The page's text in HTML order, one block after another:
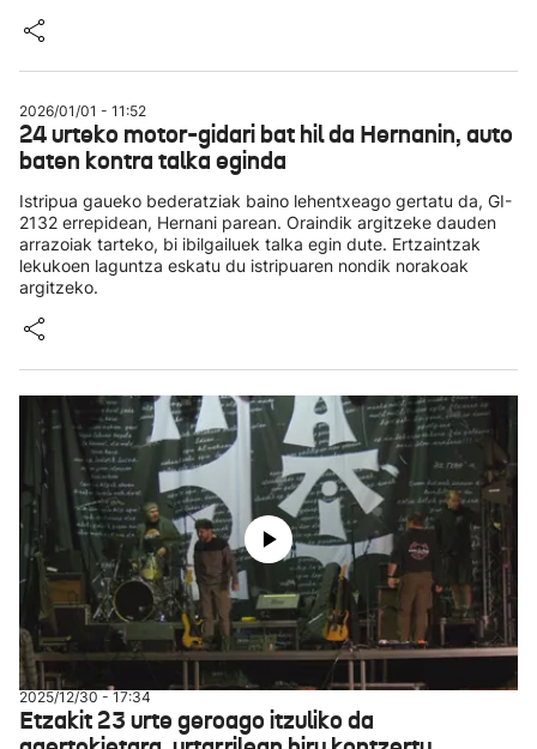
2026/01/01 - 11:52
24 urteko motor-gidari bat hil da Hernanin, auto
baten kontra talka eginda
Istripua gaueko bederatziak baino lehentxeago gertatu da, GI-
2132 errepidean, Hernani parean. Oraindik argitzeke dauden
arrazoiak tarteko, bi ibilgailuek talka egin dute. Ertzaintzak
lekukoen laguntza eskatu du istripuaren nondik norakoak
argitzeko.
2025/12/30 - 17:34
Etzakit 23 urte geroago itzuliko da